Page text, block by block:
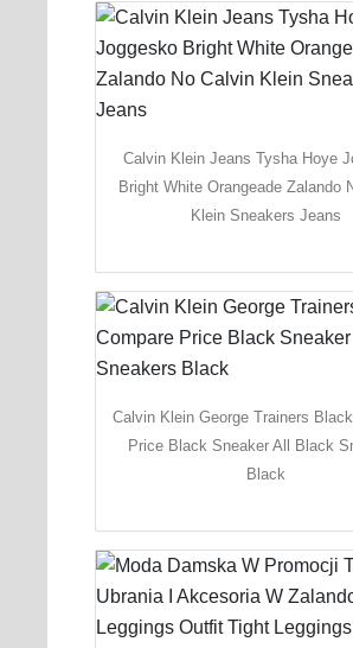
Calvin Klein Jeans Tysha Hoye
Bright White Orangeade Zalando
Klein Sneakers Jeans
Calvin Klein George Trainers
Price Black Sneaker All Black
Black